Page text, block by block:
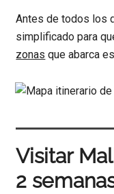
Antes de todos los
simplificado para
zonas que abarca
Visitar
2